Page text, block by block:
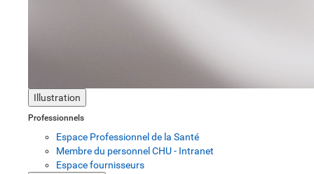
Illustration
Professionnels
Espace Professionnel de la Santé
Membre du personnel CHU - Intranet
Espace fournisseurs